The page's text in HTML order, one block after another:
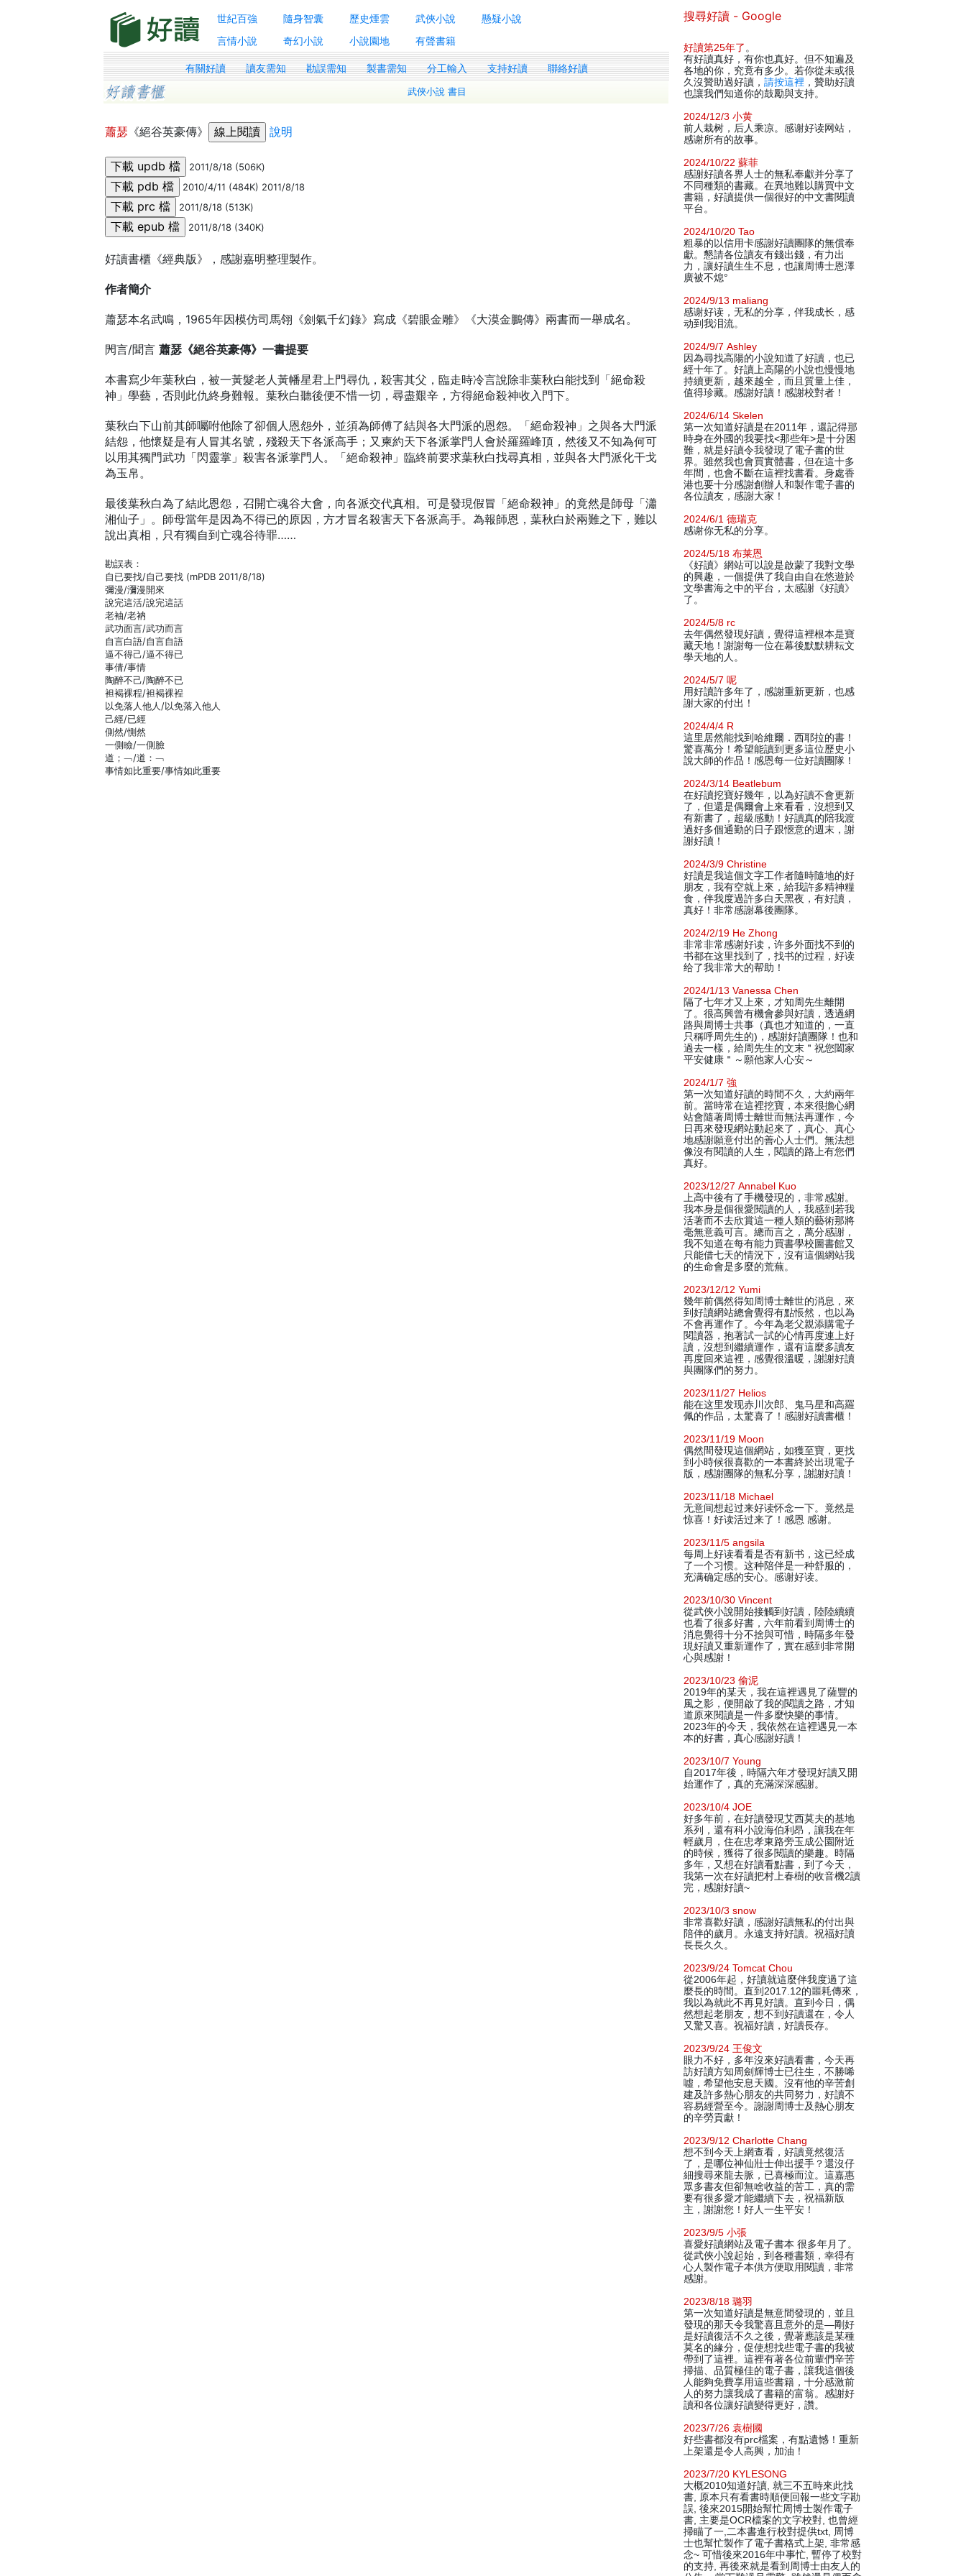
世紀百強 隨身智囊 歷史煙雲 武俠小說
懸疑小說
言情小說
奇幻小說 小說園地 有聲書籍
有關好讀 讀友需知 勘誤需知 製書需知 分工輸入 支持好讀 聯絡好讀
武俠小說 書目
蕭瑟 《絕谷英豪傳》 說明
2011/8/18 (506K)
2010/4/11 (484K) 2011/8/18
2011/8/18 (513K)
2011/8/18 (340K)
好讀書櫃《經典版》，感謝嘉明整理製作。
作者簡介
蕭瑟本名武鳴，1965年因模仿司馬翎《劍氣千幻錄》寫成《碧眼金雕》《大漠金鵬傳》兩書而一舉成名。
閌言/聞言蕭瑟《絕谷英豪傳》一書提要
本書寫少年葉秋白，被一黃髮老人黃幡星君上門尋仇，殺害其父，臨走時冷言說除非葉秋白能找到「絕命殺
神」學藝，否則此仇終身難報。葉秋白聽後便不惜一切，尋盡艱辛，方得絕命殺神收入門下。
葉秋白下山前其師囑咐他除了卻個人恩怨外，並須為師傅了結與各大門派的恩怨。「絕命殺神」之與各大門派
結怨，他懷疑是有人冒其名號，殘殺天下各派高手；又柬約天下各派掌門人會於羅羅峰頂，然後又不知為何可
以用其獨門武功「閃靈掌」殺害各派掌門人。「絕命殺神」臨終前要求葉秋白找尋真相，並與各大門派化干戈
為玉帛。
最後葉秋白為了結此恩怨，召開亡魂谷大會，向各派交代真相。可是發現假冒「絕命殺神」的竟然是師母「瀟
湘仙子」。師母當年是因為不得已的原因，方才冒名殺害天下各派高手。為報師恩，葉秋白於兩難之下，難以
說出真相，只有獨自到亡魂谷待罪……
勘誤表：
自已要找/自己要找 (mPDB 2011/8/18)
彌漫/瀰漫開來
說完這活/說完這話
老袖/老衲
武功面言/武功而言
自言白語/自言自語
逼不得己/逼不得已
事倩/事情
陶醉不己/陶醉不已
袒褐裸程/袒褐裸裎
以免落人他人/以免落入他人
己經/已經
側然/惻然
一側瞼/一側臉
道；﹁/道：﹁
事情如比重要/事情如此重要
搜尋好讀 - Google
好讀第25年了 。
有好讀真好，有你也真好。但不知遍及
各地的你，究竟有多少。若你從未或很
久沒贊助過好讀， 請按這裡 ，贊助好讀
也讓我們知道你的鼓勵與支持。
2024/12/3 小黄
前人栽树，后人乘凉。感谢好读网站，
感谢所有的故事。
2024/10/22 蘇菲
感謝好讀各界人士的無私奉獻并分享了
不同種類的書藏。在異地難以購買中文
書籍，好讀提供一個很好的中文書閱讀
平台。
2024/10/20 Tao
粗暴的以信用卡感謝好讀團隊的無償奉
獻。懇請各位讀友有錢出錢，有力出
力，讓好讀生生不息，也讓周博士恩澤
廣被不熄°
2024/9/13 maliang
感谢好读，无私的分享，伴我成长，感
动到我泪流。
2024/9/7 Ashley
因為尋找高陽的小說知道了好讀，也已
經十年了。好讀上高陽的小說也慢慢地
持續更新，越來越全，而且質量上佳，
值得珍藏。感謝好讀！感謝校對者！
2024/6/14 Skelen
第一次知道好讀是在2011年，還記得那
時身在外國的我要找<那些年>是十分困
難，就是好讀令我發現了電子書的世
界。雖然我也會買實體書，但在這十多
年間，也會不斷在這裡找書看。身處香
港也要十分感謝創辦人和製作電子書的
各位讀友，感謝大家！
2024/6/1 德瑞克
感谢你无私的分享。
2024/5/18 布莱恩
《好讀》網站可以說是啟蒙了我對文學
的興趣，一個提供了我自由自在悠遊於
文學書海之中的平台，太感謝《好讀》
了。
2024/5/8 rc
去年偶然發現好讀，覺得這裡根本是寶
藏天地！謝謝每一位在幕後默默耕耘文
學天地的人。
2024/5/7 呢
用好讀許多年了，感謝重新更新，也感
謝大家的付出！
2024/4/4 R
這里居然能找到哈維爾．西耶拉的書！
驚喜萬分！希望能讀到更多這位歷史小
說大師的作品！感恩每一位好讀團隊！
2024/3/14 Beatlebum
在好讀挖寶好幾年，以為好讀不會更新
了，但還是偶爾會上來看看，沒想到又
有新書了，超級感動！好讀真的陪我渡
過好多個通勤的日子跟愜意的週末，謝
謝好讀！
2024/3/9 Christine
好讀是我這個文字工作者隨時隨地的好
朋友，我有空就上來，給我許多精神糧
食，伴我度過許多白天黑夜，有好讀，
真好！非常感謝幕後團隊。
2024/2/19 He Zhong
非常非常感谢好读，许多外面找不到的
书都在这里找到了，找书的过程，好读
给了我非常大的帮助！
2024/1/13 Vanessa Chen
隔了七年才又上來，才知周先生離開
了。很高興曾有機會參與好讀，透過網
路與周博士共事（真也才知道的，一直
只稱呼周先生的)，感謝好讀團隊！也和
過去一樣，給周先生的文末＂祝您闔家
平安健康＂～願他家人心安～
2024/1/7 強
第一次知道好讀的時間不久，大約兩年
前。當時常在這裡挖寶，本來很擔心網
站會隨著周博士離世而無法再運作，今
日再來發現網站動起來了，真心、真心
地感謝願意付出的善心人士們。無法想
像沒有閱讀的人生，閱讀的路上有您們
真好。
2023/12/27 Annabel Kuo
上高中後有了手機發現的，非常感謝。
我本身是個很愛閱讀的人，我感到若我
活著而不去欣賞這一種人類的藝術那將
毫無意義可言。總而言之，萬分感謝，
我不知道在每有能力買書學校圖書館又
只能借七天的情況下，沒有這個網站我
的生命會是多麼的荒蕪。
2023/12/12 Yumi
幾年前偶然得知周博士離世的消息，來
到好讀網站總會覺得有點悵然，也以為
不會再運作了。今年為老父親添購電子
閱讀器，抱著試一試的心情再度連上好
讀，沒想到繼續運作，還有這麼多讀友
再度回來這裡，感覺很溫暖，謝謝好讀
與團隊們的努力。
2023/11/27 Helios
能在这里发现赤川次郎、鬼马星和高羅
佩的作品，太驚喜了！感謝好讀書櫃！
2023/11/19 Moon
偶然間發現這個網站，如獲至寶，更找
到小時候很喜歡的一本書終於出現電子
版，感謝團隊的無私分享，謝謝好讀！
2023/11/18 Michael
无意间想起过来好读怀念一下。竟然是
惊喜！好读活过来了！感恩 感谢。
2023/11/5 angsila
每周上好读看看是否有新书，这已经成
了一个习惯。这种陪伴是一种舒服的，
充满确定感的安心。感谢好读。
2023/10/30 Vincent
從武俠小說開始接觸到好讀，陸陸續續
也看了很多好書，六年前看到周博士的
消息覺得十分不捨與可惜，時隔多年發
現好讀又重新運作了，實在感到非常開
心與感謝！
2023/10/23 偷泥
2019年的某天，我在這裡遇見了薩豐的
風之影，便開啟了我的閱讀之路，才知
道原來閱讀是一件多麼快樂的事情。
2023年的今天，我依然在這裡遇見一本
本的好書，真心感謝好讀！
2023/10/7 Young
自2017年後，時隔六年才發現好讀又開
始運作了，真的充滿深深感謝。
2023/10/4 JOE
好多年前，在好讀發現艾西莫夫的基地
系列，還有科小說海伯利昂，讓我在年
輕歲月，住在忠孝東路旁玉成公園附近
的時候，獲得了很多閱讀的樂趣。時隔
多年，又想在好讀看點書，到了今天，
我第一次在好讀把村上春樹的收音機2讀
完，感謝好讀~
2023/10/3 snow
非常喜歡好讀，感謝好讀無私的付出與
陪伴的歲月。永遠支持好讀。祝福好讀
長長久久。
2023/9/24 Tomcat Chou
從2006年起，好讀就這麼伴我度過了這
麼長的時間。直到2017.12的噩耗傳來，
我以為就此不再見好讀。直到今日，偶
然想起老朋友，想不到好讀還在，令人
又驚又喜。祝福好讀，好讀長存。
2023/9/24 王俊文
眼力不好，多年沒來好讀看書，今天再
訪好讀方知周劍輝博士已往生，不勝唏
噓，希望他安息天國。沒有他的辛苦創
建及許多熱心朋友的共同努力，好讀不
容易經營至今。謝謝周博士及熱心朋友
的辛勞貢獻！
2023/9/12 Charlotte Chang
想不到今天上網查看，好讀竟然復活
了，是哪位神仙壯士伸出援手？還沒仔
細搜尋來龍去脈，已喜極而泣。這嘉惠
眾多書友但卻無啥收益的苦工，真的需
要有很多愛才能繼續下去，祝福新版
主，謝謝您！好人一生平安！
2023/9/5 小張
喜愛好讀網站及電子書本 很多年月了。
從武俠小說起始，到各種書類，幸得有
心人製作電子本供方便取用閱讀，非常
感謝。
2023/8/18 璐羽
第一次知道好讀是無意間發現的，並且
發現的那天令我驚喜且意外的是—剛好
是好讀復活不久之後，覺著應該是某種
莫名的緣分，促使想找些電子書的我被
帶到了這裡。這裡有著各位前輩們辛苦
掃描、品質極佳的電子書，讓我這個後
人能夠免費享用這些書籍，十分感激前
人的努力讓我成了書籍的富翁。感謝好
讀和各位讓好讀變得更好，讚。
2023/7/26 袁樹國
好些書都沒有prc檔案，有點遺憾！重新
上架還是令人高興，加油！
2023/7/20 KYLESONG
大概2010知道好讀, 就三不五時來此找
書, 原本只有看書時順便回報一些文字勘
誤, 後來2015開始幫忙周博士製作電子
書, 主要是OCR檔案的文字校對, 也曾經
掃瞄了一,二本書進行校對提供txt, 周博
士也幫忙製作了電子書格式上架, 非常感
念~ 可惜後來2016年中事忙, 暫停了校對
的支持, 再後來就是看到周博士由友人的